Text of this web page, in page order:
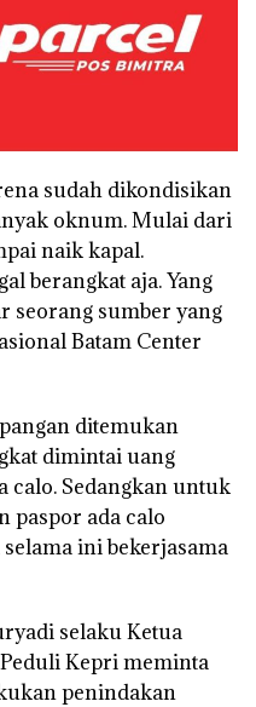
sudah dikondisikan
oknum. Mulai dari
naik kapal.
berangkat aja. Yang
seorang sumber yang
Batam Center
ditemukan
dimintai uang
calo. Sedangkan untuk
paspor ada calo
ini bekerjasama
selaku Ketua
Kepri meminta
penindakan